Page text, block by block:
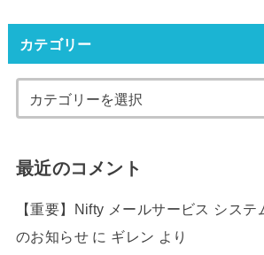
カテゴリー
最近のコメント
【重要】Nifty メールサービス システ
のお知らせに ギレン より